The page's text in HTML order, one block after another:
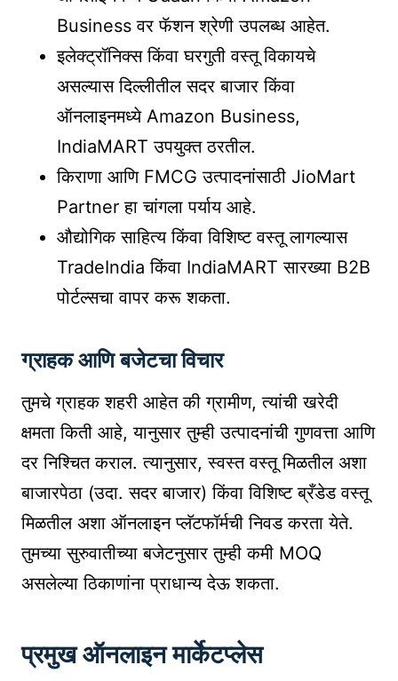
Business वर फॅशन श्रेणी उपलब्ध आहेत.
इलेक्ट्रॉनिक्स किंवा घरगुती वस्तू विकायचे
असल्यास दिल्लीतील सदर बाजार किंवा
ऑनलाइनमध्ये Amazon Business,
IndiaMART उपयुक्त ठरतील.
किराणा आणि FMCG उत्पादनांसाठी JioMart
Partner हा चांगला पर्याय आहे.
औद्योगिक साहित्य किंवा विशिष्ट वस्तू लागल्यास
TradeIndia किंवा IndiaMART सारख्या B2B
पोर्टल्सचा वापर करू शकता.
ग्राहक आणि बजेटचा विचार
तुमचे ग्राहक शहरी आहेत की ग्रामीण, त्यांची खरेदी
क्षमता किती आहे, यानुसार तुम्ही उत्पादनांची गुणवत्ता आणि
दर निश्चित कराल. त्यानुसार, स्वस्त वस्तू मिळतील अशा
बाजारपेठा (उदा. सदर बाजार) किंवा विशिष्ट ब्रँडेड वस्तू
मिळतील अशा ऑनलाइन प्लॅटफॉर्मची निवड करता येते.
तुमच्या सुरुवातीच्या बजेटनुसार तुम्ही कमी MOQ
असलेल्या ठिकाणांना प्राधान्य देऊ शकता.
प्रमुख ऑनलाइन मार्केटप्लेस